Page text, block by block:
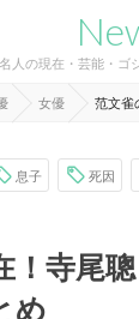
人の現在・芸能・ゴ
女優 范文雀
息子 死因
！寺尾
め